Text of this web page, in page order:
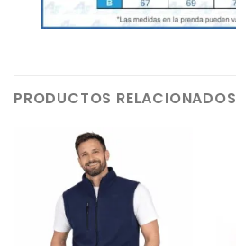
PRODUCTOS RELACIONADOS